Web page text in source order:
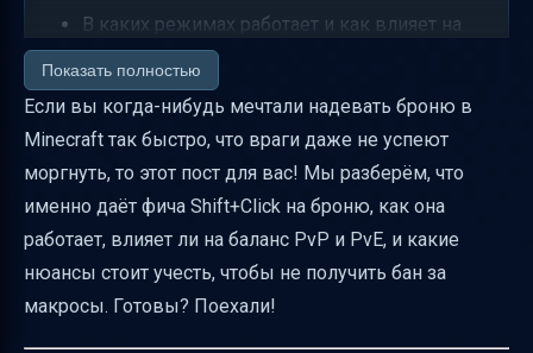
В каких режимах работает и как влияет на
баланс PvP и PvE?
Должна ли функция работать для всех
сетов брони или только для определённых?
Параметры скорости надевания и условия
активации
Античит и предотвращение макросов
UX: уведомления, подсказки и визуальные
Показать полностью
Если вы когда-нибудь мечтали надевать броню в
Minecraft так быстро, что враги даже не успеют
моргнуть, то этот пост для вас! Мы разберём, что
именно даёт фича Shift+Click на броню, как она
работает, влияет ли на баланс PvP и PvE, и какие
нюансы стоит учесть, чтобы не получить бан за
макросы. Готовы? Поехали!